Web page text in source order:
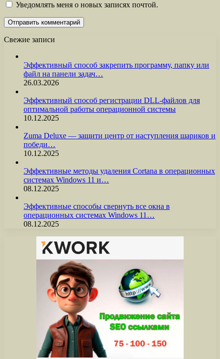
Уведомлять меня о новых записях почтой.
Свежие записи
Эффективный способ закрепить программу, папку или
файл на панели задач…
26.03.2026
Эффективный способ регистрации DLL-файлов для
оптимальной работы операционной системы
10.12.2025
Zuma Deluxe — защити центр от наступления шариков и
победи…
10.12.2025
Эффективные методы удаления Cortana в операционных
системах Windows 11 и…
08.12.2025
Эффективные способы свернуть все окна в
операционных системах Windows 11…
08.12.2025